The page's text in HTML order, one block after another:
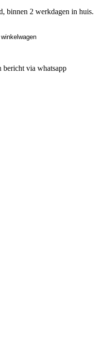
binnen 2 werkdagen in huis.
bericht via whatsapp